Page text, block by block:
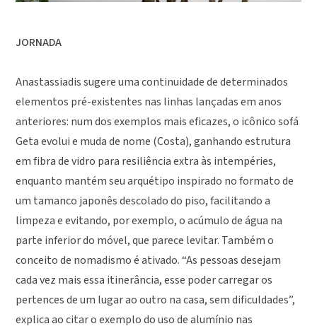
JORNADA
Anastassiadis sugere uma continuidade de determinados
elementos pré-existentes nas linhas lançadas em anos
anteriores: num dos exemplos mais eficazes, o icônico sofá
Geta evolui e muda de nome (Costa), ganhando estrutura
em fibra de vidro para resiliência extra às intempéries,
enquanto mantém seu arquétipo inspirado no formato de
um tamanco japonês descolado do piso, facilitando a
limpeza e evitando, por exemplo, o acúmulo de água na
parte inferior do móvel, que parece levitar. Também o
conceito de nomadismo é ativado. “As pessoas desejam
cada vez mais essa itinerância, esse poder carregar os
pertences de um lugar ao outro na casa, sem dificuldades”,
explica ao citar o exemplo do uso de alumínio nas